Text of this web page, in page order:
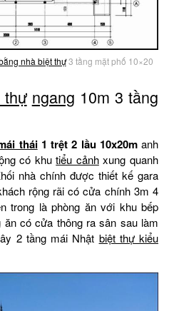
nhà biệt thự3 tầng mặt phố 10×20
thự ngang 10m 3 tầng
thái1 trệt 2 lầu 10x20manh
có khutiểu cảnhxung quanh
nhà chính được thiết kế gara
rộng rãi có cửa chính 3m 4
trong là phòng ăn với khu bếp
có cửa thông ra sân sau làm
2 tầng mái Nhật biệt thự kiểu